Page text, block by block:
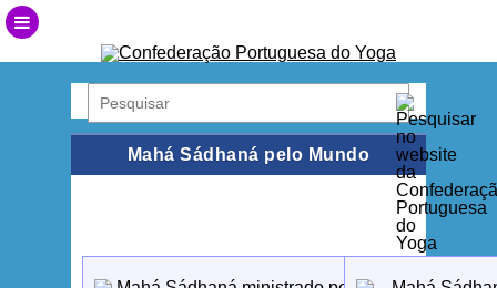
Mahá Sádhaná pelo Mundo